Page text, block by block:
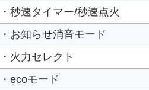
・秒速タイマー/秒速点火
・お知らせ消音モード
・火力セレクト
・ecoモード